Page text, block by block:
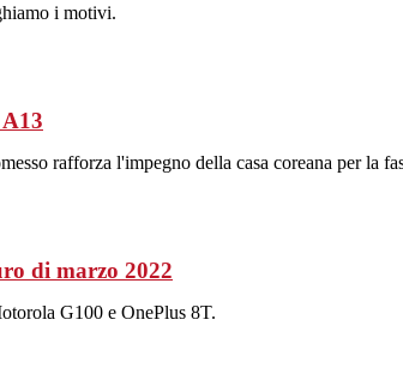
i motivi.
rafforza l'impegno della casa coreana per la
di marzo 2022
G100 e OnePlus 8T.